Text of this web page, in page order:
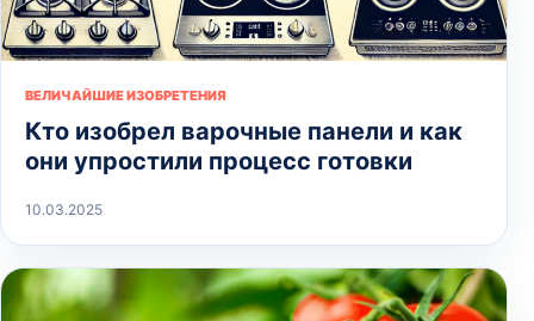
ВЕЛИЧАЙШИЕ ИЗОБРЕТЕНИЯ
Кто изобрел варочные панели и как
они упростили процесс готовки
10.03.2025